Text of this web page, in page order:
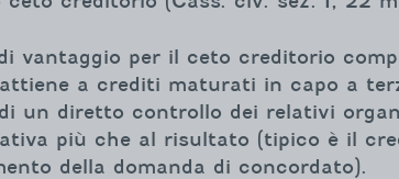
vantaggio per il ceto creditorio
a crediti maturati in capo a
un diretto controllo dei relativi
più che al risultato (tipico è il
della domanda di concordato).